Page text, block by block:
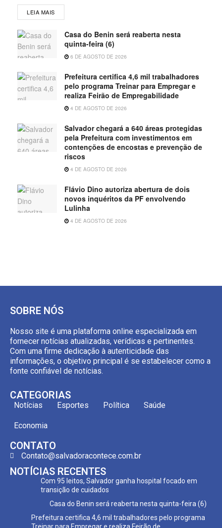
LEIA MAIS
Casa do Benin será reaberta nesta
quinta-feira (6)
6 DE AGOSTO DE 2026
Prefeitura certifica 4,6 mil trabalhadores
pelo programa Treinar para Empregar e
realiza Feirão de Empregabilidade
4 DE AGOSTO DE 2026
Salvador chegará a 640 áreas protegidas
pela Prefeitura com investimentos em
contenções de encostas e prevenção de
riscos
4 DE AGOSTO DE 2026
Flávio Dino autoriza abertura de dois
novos inquéritos da PF envolvendo
Lulinha
4 DE AGOSTO DE 2026
SOBRE NÓS
Nosso site é uma plataforma online especializada em
fornecer notícias atualizadas, verídicas e pertinentes.
Com uma firme dedicação à autenticidade das
informações, o objetivo principal é se estabelecer como a
fonte confiável de notícias.
CATEGORIAS
Notícias Esportes Política Saúde
Economia
CONTATO
Contato@salvadoracontece.com.br
NOTÍCIAS RECENTES
Com 95 leitos, Salvador ganha hospital focado em
transição de cuidados
Casa do Benin será reaberta nesta quinta-feira (6)
Prefeitura certifica 4,6 mil trabalhadores pelo programa